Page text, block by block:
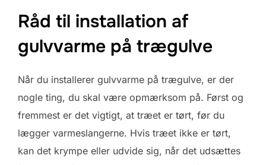
Råd til installation af
gulvvarme på trægulve
Når du installerer gulvvarme på trægulve, er der
nogle ting, du skal være opmærksom på. Først og
fremmest er det vigtigt, at træet er tørt, før du
lægger varmeslangerne. Hvis træet ikke er tørt,
kan det krympe eller udvide sig, når det udsættes